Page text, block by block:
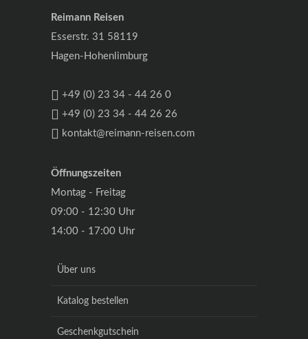
Reimann Reisen
Esserstr. 31 58119
Hagen-Hohenlimburg
+49 (0) 23 34 - 44 26 0
+49 (0) 23 34 - 44 26 26
kontakt@reimann-reisen.com
Öffnungszeiten
Montag - Freitag
09:00 - 12:30 Uhr
14:00 - 17:00 Uhr
Über uns
Katalog bestellen
Geschenkgutschein